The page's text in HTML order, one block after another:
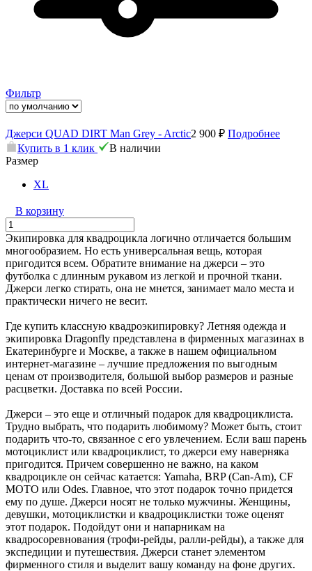
Фильтр
Джерси QUAD DIRT Man Grey - Arctic2 900 ₽ Подробнее
Купить в 1 клик
В наличии
Размер
XL
В корзину
Экипировка для квадроцикла логично отличается большим
многообразием. Но есть универсальная вещь, которая
пригодится всем. Обратите внимание на джерси – это
футболка с длинным рукавом из легкой и прочной ткани.
Джерси легко стирать, она не мнется, занимает мало места и
практически ничего не весит.
Где купить классную квадроэкипировку? Летняя одежда и
экипировка Dragonfly представлена в фирменных магазинах в
Екатеринбурге и Москве, а также в нашем официальном
интернет-магазине – лучшие предложения по выгодным
ценам от производителя, большой выбор размеров и разные
расцветки. Доставка по всей России.
Джерси – это еще и отличный подарок для квадроциклиста.
Трудно выбрать, что подарить любимому? Может быть, стоит
подарить что-то, связанное с его увлечением. Если ваш парень
мотоциклист или квадроциклист, то джерси ему наверняка
пригодится. Причем совершенно не важно, на каком
квадроцикле он сейчас катается: Yamaha, BRP (Can-Am), CF
MOTO или Odes. Главное, что этот подарок точно придется
ему по душе. Джерси носят не только мужчины. Женщины,
девушки, мотоциклистки и квадроциклистки тоже оценят
этот подарок. Подойдут они и напарникам на
квадросоревнования (трофи-рейды, ралли-рейды), а также для
экспедиции и путешествия. Джерси станет элементом
фирменного стиля и выделит вашу команду на фоне других.